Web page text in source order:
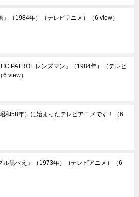
』（1984年）（テレビアニメ） （6 view）
PATROL レンズマン』（1984年）（テレビ
（6 view）
和58年）に始まったテレビアニメです！
（6
ル黒べえ』（1973年）（テレビアニメ）
（6